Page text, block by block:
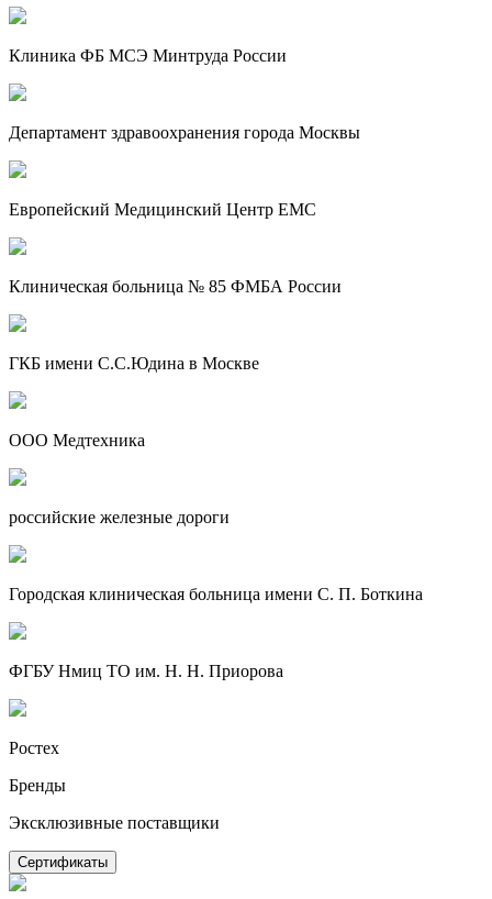
Клиника ФБ МСЭ Минтруда России
Департамент здравоохранения города Москвы
Европейский Медицинский Центр EMC
Клиническая больница № 85 ФМБА России
ГКБ имени С.С.Юдина в Москве
ООО Медтехника
российские железные дороги
Городская клиническая больница имени С. П. Боткина
ФГБУ Нмиц ТО им. Н. Н. Приорова
Ростех
Бренды
Эксклюзивные поставщики
Сертификаты